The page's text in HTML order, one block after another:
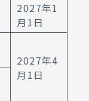
2027年1
月1日
2027年4
月1日